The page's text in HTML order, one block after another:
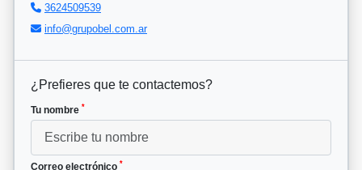
3624509539
info@grupobel.com.ar
¿Prefieres que te contactemos?
Tu nombre *
Correo electrónico *